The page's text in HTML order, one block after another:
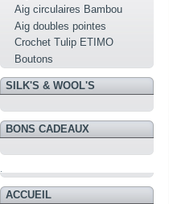
Aig circulaires Bambou
Aig doubles pointes
Crochet Tulip ETIMO
Boutons
SILK'S & WOOL'S
BONS CADEAUX
ACCUEIL